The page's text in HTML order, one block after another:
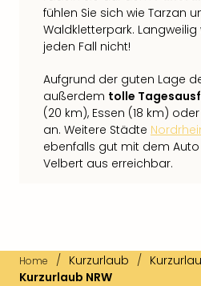
fühlen Sie sich wie Tarzan
Waldkletterpark.
jeden Fall nicht!
Aufgrund der guten Lage
außerdem tolle
(20 km), Essen (18 km)
an. Weitere Städte
ebenfalls gut mit dem
Velbert aus erreichbar.
Home / Kurzurlaub /
Kurzurlaub NRW